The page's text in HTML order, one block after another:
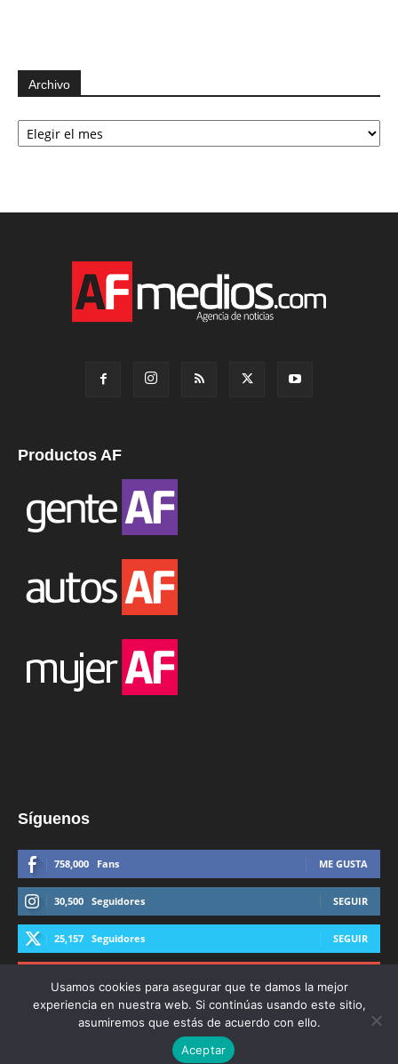
Archivo
Archivo
Productos AF
Síguenos
758,000 Fans ME GUSTA
30,500 Seguidores SEGUIR
25,157 Seguidores SEGUIR
© Derechos Reservados AFmedios 2021
Usamos cookies para asegurar que te damos la mejor
experiencia en nuestra web. Si continúas usando este sitio,
asumiremos que estás de acuerdo con ello.
Aceptar